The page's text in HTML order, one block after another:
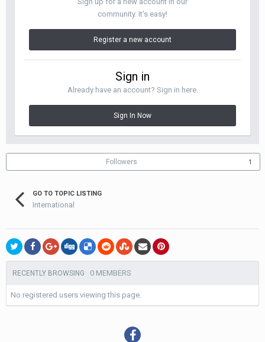
community. It's easy!
Register a new account
Sign in
Already have an account? Sign in here.
Sign In Now
Followers 1
GO TO TOPIC LISTING
International
RECENTLY BROWSING 0 MEMBERS
No registered users viewing this page.